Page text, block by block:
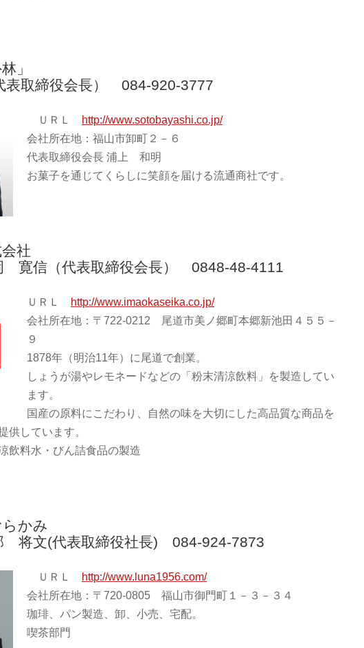
」
表取締役会長） 084-920-3777
ＵＲＬ
http://www.sotobayashi.co.jp/
会社所在地：福山市卸町２－６
代表取締役会長 浦上 和明
お菓子を通じてくらしに笑顔を届ける流通商社です。
社
寛信（代表取締役会長） 0848-48-4111
ＵＲＬ
http://www.imaokaseika.co.jp/
会社所在地：〒722-0212 尾道市美ノ郷町本郷新池田４５５－
９
1878年（明治11年）に尾道で創業。
しょうが湯やレモネードなどの「粉末清涼飲料」を製造してい
ます。
国産の原料にこだわり、自然の味を大切にした高品質な商品を
供しています。
飲料水・びん詰食品の製造
かみ
将文(代表取締役社長) 084-924-7873
ＵＲＬ
http://www.luna1956.com/
会社所在地：〒720-0805 福山市御門町１－３－３４
珈琲、パン製造、卸、小売、宅配。
喫茶部門